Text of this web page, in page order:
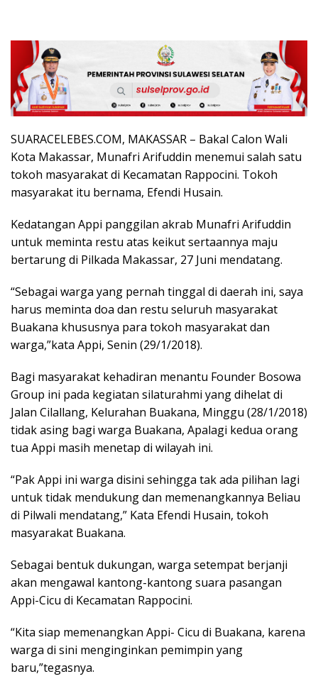
SUARACELEBES.COM, MAKASSAR – Bakal Calon Wali
Kota Makassar, Munafri Arifuddin menemui salah satu
tokoh masyarakat di Kecamatan Rappocini. Tokoh
masyarakat itu bernama, Efendi Husain.
Kedatangan Appi panggilan akrab Munafri Arifuddin
untuk meminta restu atas keikut sertaannya maju
bertarung di Pilkada Makassar, 27 Juni mendatang.
“Sebagai warga yang pernah tinggal di daerah ini, saya
harus meminta doa dan restu seluruh masyarakat
Buakana khususnya para tokoh masyarakat dan
warga,”kata Appi, Senin (29/1/2018).
Bagi masyarakat kehadiran menantu Founder Bosowa
Group ini pada kegiatan silaturahmi yang dihelat di
Jalan Cilallang, Kelurahan Buakana, Minggu (28/1/2018)
tidak asing bagi warga Buakana, Apalagi kedua orang
tua Appi masih menetap di wilayah ini.
“Pak Appi ini warga disini sehingga tak ada pilihan lagi
untuk tidak mendukung dan memenangkannya Beliau
di Pilwali mendatang,” Kata Efendi Husain, tokoh
masyarakat Buakana.
Sebagai bentuk dukungan, warga setempat berjanji
akan mengawal kantong-kantong suara pasangan
Appi-Cicu di Kecamatan Rappocini.
“Kita siap memenangkan Appi- Cicu di Buakana, karena
warga di sini menginginkan pemimpin yang
baru,”tegasnya.